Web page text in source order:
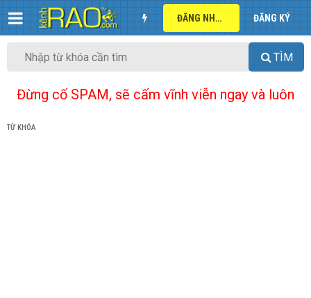
ĐĂNG NHẬP ĐĂNG KÝ
TÌM
Đừng cố SPAM, sẽ cấm vĩnh viễn ngay và luôn
TỪ KHÓA